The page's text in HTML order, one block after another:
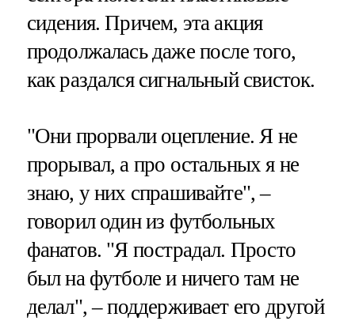
сидения. Причем, эта акция
продолжалась даже после того,
как раздался сигнальный свисток.
"Они прорвали оцепление. Я не
прорывал, а про остальных я не
знаю, у них спрашивайте", –
говорил один из футбольных
фанатов. "Я пострадал. Просто
был на футболе и ничего там не
делал", – поддерживает его другой